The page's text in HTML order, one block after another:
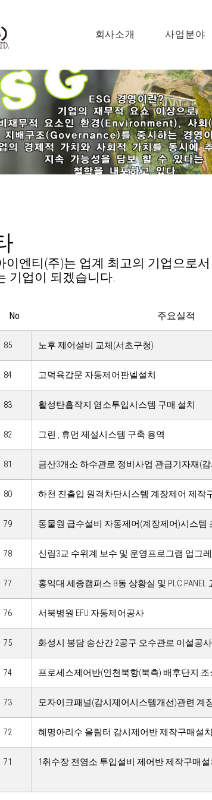
회사소개 사업분야
이엔티(주)는 업계 최고의 기업으로
기업이 되겠습니다.
No 주요실적
85 노후 제어설비 교체(서초구청)
84 고덕육갑문 자동제어판넬설치
83 활성탄흡작지 염소투입시스템 구매 설치
82 그린 , 휴먼 제설시스템 구축 용역
81 금산3개소 하수관로 정비사업 관급기자재(
80 하천 진출입 원격차단시스템 계장제어 제작
79 동물원 급수설비 자동제어(계장제어)시스템
78 신림3교 수위계 보수 및 운영프로그램 업그
77 홍익대 세종캠퍼스 B동 상황실 및 PLC
76 서북병원 EFU 자동제어공사
75 화성시 봉담 송산간 2공구 오수관로 이설공
74 프로세스제어반(인천북항(북측) 배후단지
73 모자이크패널(감시제어시스템개선)관련 계
72 혜명아리수 올림터 감시제어반 제작구매설치
71 1취수장 전염소 투입설비 제어반 제작구매설